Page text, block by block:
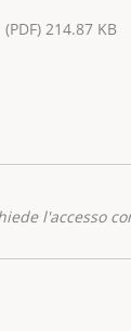
(PDF) 214.87 KB
l'accesso